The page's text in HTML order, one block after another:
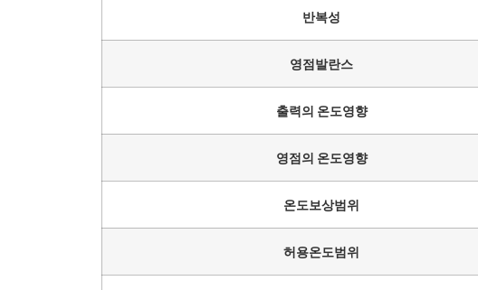
반복성
영점발란스
출력의 온도영향
영점의 온도영향
온도보상범위
허용온도범위